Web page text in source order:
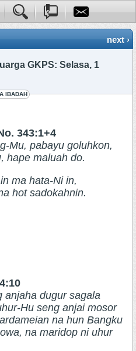
next ›
GKPS: Selasa, 1
IBADAH
343:1+4
Mu, pabayu goluhkon,
hape maluah do.
ma hata-Ni in,
hot sadokahnin.
anjaha dugur sagala
Hu seng anjai mosor
na hun Bangku
na maridop ni uhur